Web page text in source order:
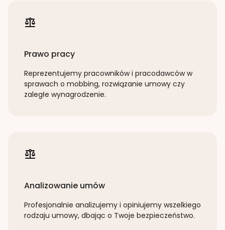
Prawo pracy
Reprezentujemy pracowników i pracodawców w
sprawach o mobbing, rozwiązanie umowy czy
zaległe wynagrodzenie.
Analizowanie umów
Profesjonalnie analizujemy i opiniujemy wszelkiego
rodzaju umowy, dbając o Twoje bezpieczeństwo.